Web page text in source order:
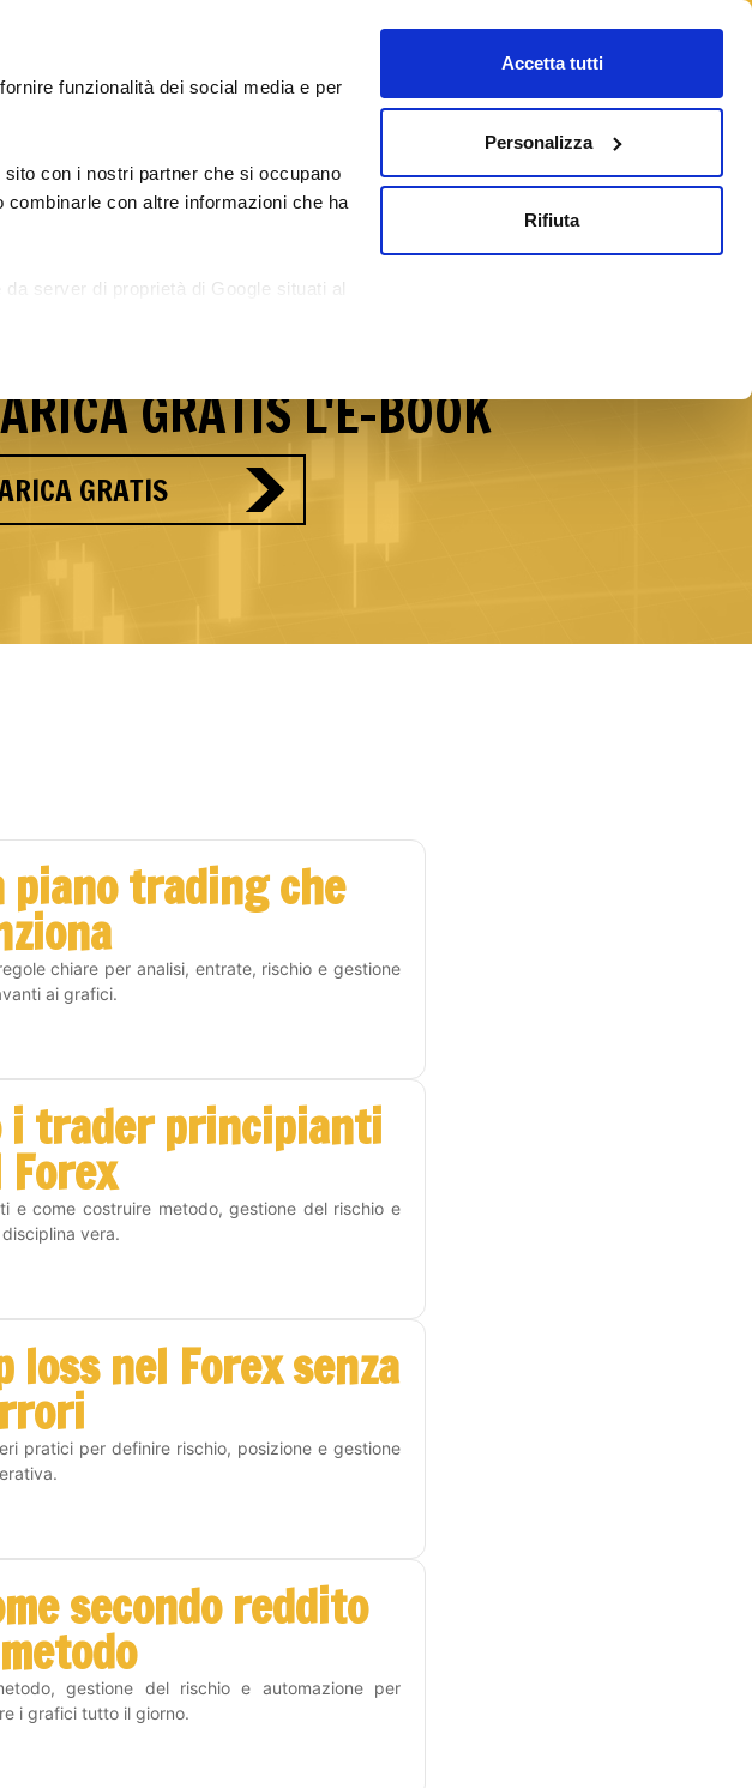
funzionalità dei social media e per
con i nostri partner che si occupano
con altre informazioni che ha
server di proprietà di Google situati al
Accetta tutti
Personalizza
Rifiuta
Academy 29/09/2026 Corsi Forex Online Blog
i segreti del Forex con
GRATIS L'E-BOOK
GRATIS
piano trading che
chiare per analisi, entrate, rischio e gestione
ai grafici.
i trader principianti
e come costruire metodo, gestione del rischio e
vera.
loss nel Forex senza
pratici per definire rischio, posizione e gestione
secondo reddito
gestione del rischio e automazione per
i grafici tutto il giorno.